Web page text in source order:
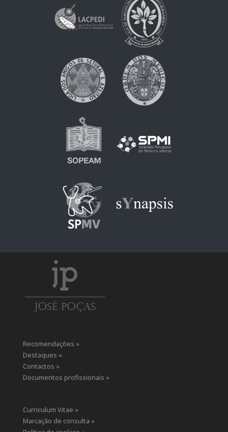
Recomendações »
Destaques »
Contactos »
Documentos profissionais »
Curriculum Vitae »
Marcação de consulta »